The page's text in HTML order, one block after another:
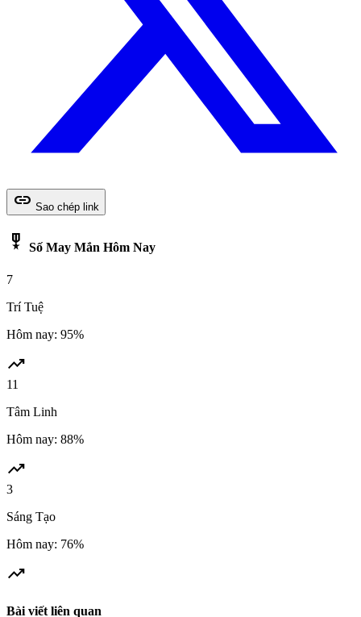
link Sao chép link
military_tech Số May Mắn Hôm Nay
7
Trí Tuệ
Hôm nay: 95%
trending_up
11
Tâm Linh
Hôm nay: 88%
trending_up
3
Sáng Tạo
Hôm nay: 76%
trending_up
Bài viết liên quan